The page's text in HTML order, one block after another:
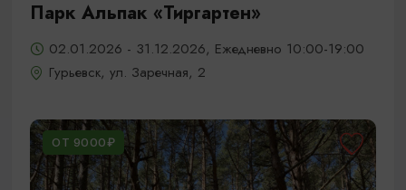
Парк Альпак «Тиргартен»
02.01.2026 - 31.12.2026, Ежедневно 10:00-19:00
Гурьевск, ул. Заречная, 2
ОТ 9000₽